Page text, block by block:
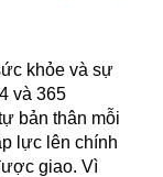
khỏe và sự
và 365
bản thân mỗi
lực lên chính
giao. Vì